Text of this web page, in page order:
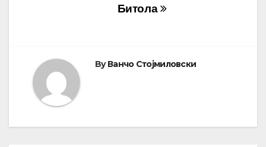
Битола
ByВанчо Стојмиловски